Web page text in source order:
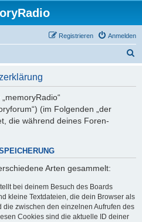
Anmelden
Registrieren
(im Folgenden „der
die während deines Foren-
Arten gesammelt:
bei deinem Besuch des Boards
kleine Textdateien, die dein Browser als
zwischen den einzelnen Aufrufen des
Cookies sind die aktuelle ID deiner